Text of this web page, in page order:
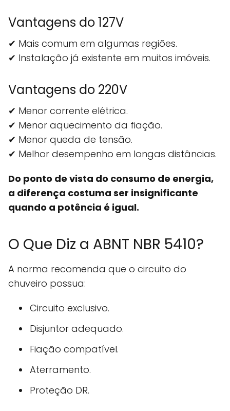
Vantagens do 127V
✔ Mais comum em algumas regiões.
✔ Instalação já existente em muitos imóveis.
Vantagens do 220V
✔ Menor corrente elétrica.
✔ Menor aquecimento da fiação.
✔ Menor queda de tensão.
✔ Melhor desempenho em longas distâncias.
Do ponto de vista do consumo de energia,
a diferença costuma ser insignificante
quando a potência é igual.
O Que Diz a ABNT NBR 5410?
A norma recomenda que o circuito do
chuveiro possua:
Circuito exclusivo.
Disjuntor adequado.
Fiação compatível.
Aterramento.
Proteção DR.